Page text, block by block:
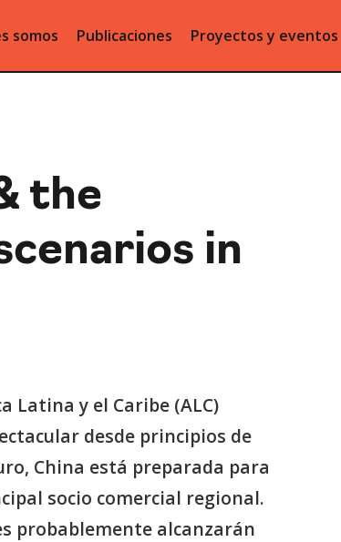
somos Publicaciones Proyectos y eventos
the
in
Latina y el Caribe (ALC)
desde principios de
China está preparada para
socio comercial regional.
probablemente alcanzarán